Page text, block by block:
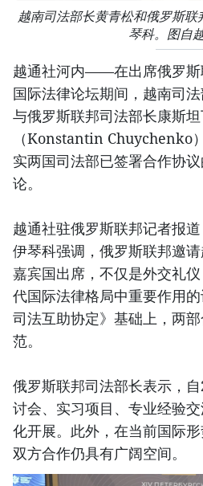
越南司法部长黄青松和俄罗斯联
琴科。图自
越通社河内——在出席俄罗斯
国际法律论坛期间，越南司
与俄罗斯联邦司法部长康斯坦
（Konstantin Chuychenko
实两国司法部已签署合作协
论。
越通社驻俄罗斯联邦记者报
伊琴科强调，俄罗斯联邦邀
嘉宾国出席，不仅是外交礼
代国际法律格局中重要作用
司法互助协定》基础上，两
范。
俄罗斯联邦司法部长表示，
讨会、实习项目、专业经验
化开展。此外，在当前国际
双方合作仍具有广阔空间。